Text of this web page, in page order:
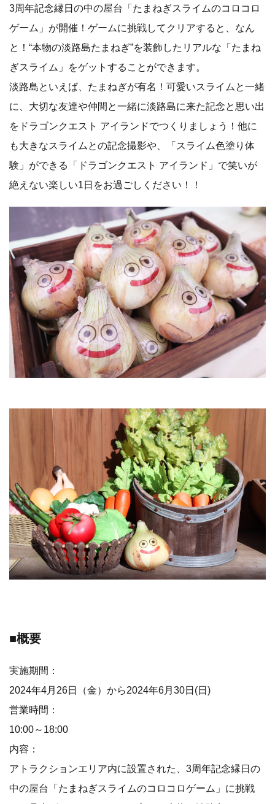
3周年記念縁日の中の屋台「たまねぎスライムのコロコロ
ゲーム」が開催！ゲームに挑戦してクリアすると、なん
と！“本物の淡路島たまねぎ”を装飾したリアルな「たまね
ぎスライム」をゲットすることができます。
淡路島といえば、たまねぎが有名！可愛いスライムと一緒
に、大切な友達や仲間と一緒に淡路島に来た記念と思い出
をドラゴンクエスト アイランドでつくりましょう！他に
も大きなスライムとの記念撮影や、「スライム色塗り体
験」ができる「ドラゴンクエスト アイランド」で笑いが
絶えない楽しい1日をお過ごしください！！
■概要
実施期間：
2024年4月26日（金）から2024年6月30日(日)
営業時間：
10:00～18:00
内容：
アトラクションエリア内に設置された、3周年記念縁日の
中の屋台「たまねぎスライムのコロコロゲーム」に挑戦